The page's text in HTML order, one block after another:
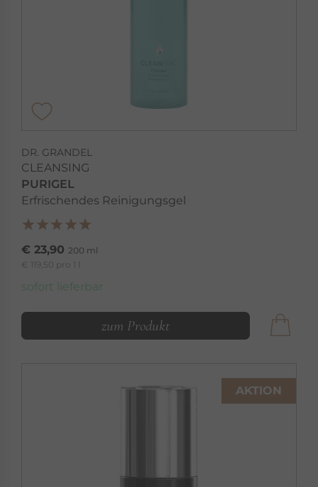
DR. GRANDEL
CLEANSING
PURIGEL
Erfrischendes Reinigungsgel
€ 23,90 200 ml
€ 119,50 pro 1 l
sofort lieferbar
zum Produkt
AKTION